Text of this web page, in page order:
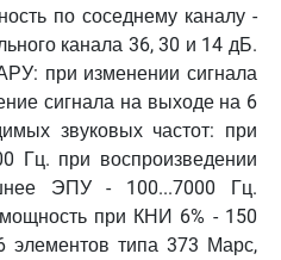
по соседнему каналу -
канала 36, 30 и 14 дБ.
при изменении сигнала
сигнала на выходе на 6
звуковых частот: при
Гц. при воспроизведении
ЭПУ - 100...7000 Гц.
при КНИ 6% - 150
элементов типа 373 Марс,